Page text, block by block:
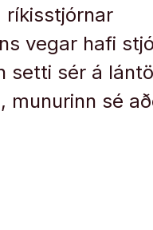
ríkisstjórnar
vegar hafi
setti sér á
munurinn sé